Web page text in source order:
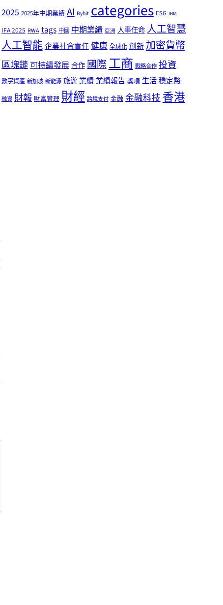
2025 2025年中期業績 AI Bybit categories ESG IBM
IFA 2025 RWA tags 中國 中期業績 亞洲 人事任命人工智慧
人工智能企業社會責任健康 全球化 創新 加密貨幣
區塊鏈可持續發展合作國際工商 戰略合作 投資
數字資產 新加坡 新能源 旅遊業績業績報告 獎項 生活穩定幣
融資 財報 財富管理 財經 跨境支付 金融 金融科技香港